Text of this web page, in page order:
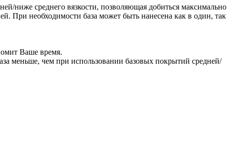
ниже среднего вязкости, позволяющая добиться максимально
При необходимости база может быть нанесена как в один, так
Ваше время.
меньше, чем при использовании базовых покрытий средней/